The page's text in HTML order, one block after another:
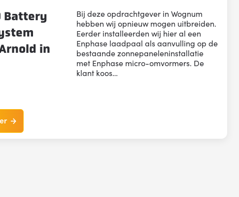
Battery
in
Bij deze opdrachtgever in Wognum
hebben wij opnieuw mogen uitbreiden.
Eerder installeerden wij hier al een
Enphase laadpaal als aanvulling op de
bestaande zonnepaneleninstallatie
met Enphase micro-omvormers. De
klant koos…